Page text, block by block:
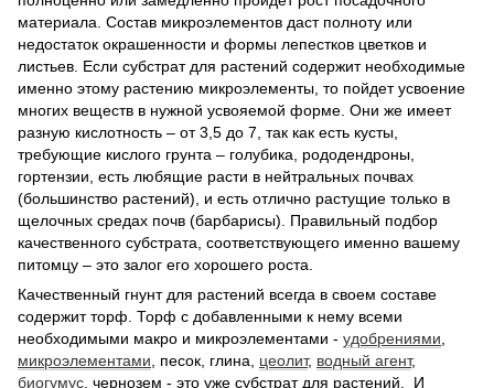
материала. Состав микроэлементов даст полноту или
недостаток окрашенности и формы лепестков цветков и
листьев. Если субстрат для растений содержит необходимые
именно этому растению микроэлементы, то пойдет усвоение
многих веществ в нужной усвояемой форме. Они же имеет
разную кислотность – от 3,5 до 7, так как есть кусты,
требующие кислого грунта – голубика, рододендроны,
гортензии, есть любящие расти в нейтральных почвах
(большинство растений), и есть отлично растущие только в
щелочных средах почв (барбарисы). Правильный подбор
качественного субстрата, соответствующего именно вашему
питомцу – это залог его хорошего роста.
Качественный гнунт для растений всегда в своем составе
содержит торф. Торф с добавленными к нему всеми
необходимыми макро и микроэлементами - удобрениями
микроэлементами , песок, глина, цеолит, водный агент,
биогумус , чернозем - это уже субстрат для растений. И